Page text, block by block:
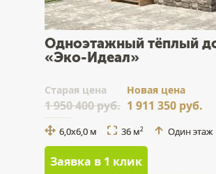
Одноэтажный тёплый
«Эко-Идеал»
Cтарая цена
1 950 400 руб.
Новая цена
1 911 350 руб.
6,0х6,0 м 36 м2 Один этаж
Заявка в 1 клик